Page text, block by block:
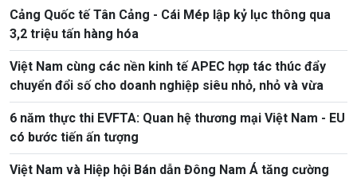
Cảng Quốc tế Tân Cảng - Cái Mép lập kỷ lục thông qua
3,2 triệu tấn hàng hóa
Việt Nam cùng các nền kinh tế APEC hợp tác thúc đẩy
chuyển đổi số cho doanh nghiệp siêu nhỏ, nhỏ và vừa
6 năm thực thi EVFTA: Quan hệ thương mại Việt Nam - EU
có bước tiến ấn tượng
Việt Nam và Hiệp hội Bán dẫn Đông Nam Á tăng cường